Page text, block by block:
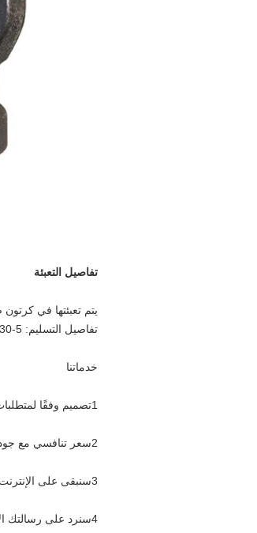
تفاصيل التعبئة
يتم تعبئتها في
تفاصيل التسليم: 5-30 يومًا بعد استلام الودائع أو التأكيد
خدماتنا
1تصميم وفقًا لمتطلبات العميل
2سعر تنافسي مع جودة عالية
3سنبقى على الإنترنت كل يوم عمل
4سنرد على رسالتك الإلكترونية أو الاستفسار في غضون 24 ساعة